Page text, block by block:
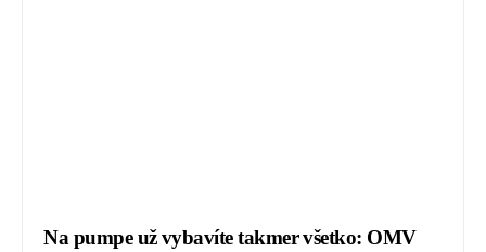
Na pumpe už vybavíte takmer všetko: OMV